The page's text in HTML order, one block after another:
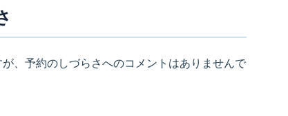
、予約のしづらさへのコメントはありませんで